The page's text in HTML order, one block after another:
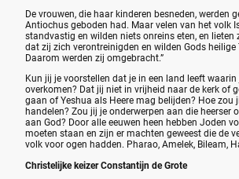
De vrouwen, die haar kinderen besneden, werden
Antiochus geboden had. Maar velen van het volk
standvastig en wilden niets onreins eten, en lieten
dat zij zich verontreinigden en wilden Gods
Daarom werden zij omgebracht.”
Kun jij je voorstellen dat je in een land leeft
overkomen? Dat jij niet in vrijheid naar de kerk of
gaan of Yeshua als Heere mag belijden? Hoe zou
handelen? Zou jij je onderwerpen aan die heerser
aan God? Door alle eeuwen heen hebben Joden
moeten staan en zijn er machten geweest die de
volk voor ogen hadden. Pharao, Amelek, Bileam,
Christelijke keizer Constantijn de Grote